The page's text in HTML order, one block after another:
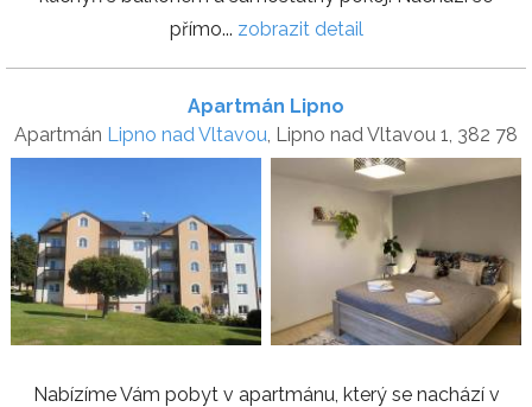
přímo... zobrazit detail
Apartmán Lipno
Apartmán Lipno nad Vltavou , Lipno nad Vltavou 1, 382 78
Nabízíme Vám pobyt v apartmánu, který se nachází v